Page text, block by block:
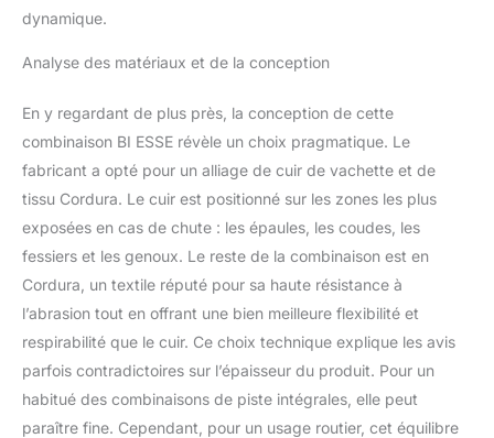
dynamique.
Analyse des matériaux et de la conception
En y regardant de plus près, la conception de cette
combinaison BI ESSE révèle un choix pragmatique. Le
fabricant a opté pour un alliage de cuir de vachette et de
tissu Cordura. Le cuir est positionné sur les zones les plus
exposées en cas de chute : les épaules, les coudes, les
fessiers et les genoux. Le reste de la combinaison est en
Cordura, un textile réputé pour sa haute résistance à
l’abrasion tout en offrant une bien meilleure flexibilité et
respirabilité que le cuir. Ce choix technique explique les avis
parfois contradictoires sur l’épaisseur du produit. Pour un
habitué des combinaisons de piste intégrales, elle peut
paraître fine. Cependant, pour un usage routier, cet équilibre